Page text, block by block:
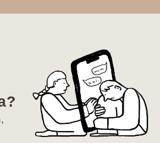
vida. Ela me
encontrou num
estado misto de
depressão e
agitação com
pensamentos